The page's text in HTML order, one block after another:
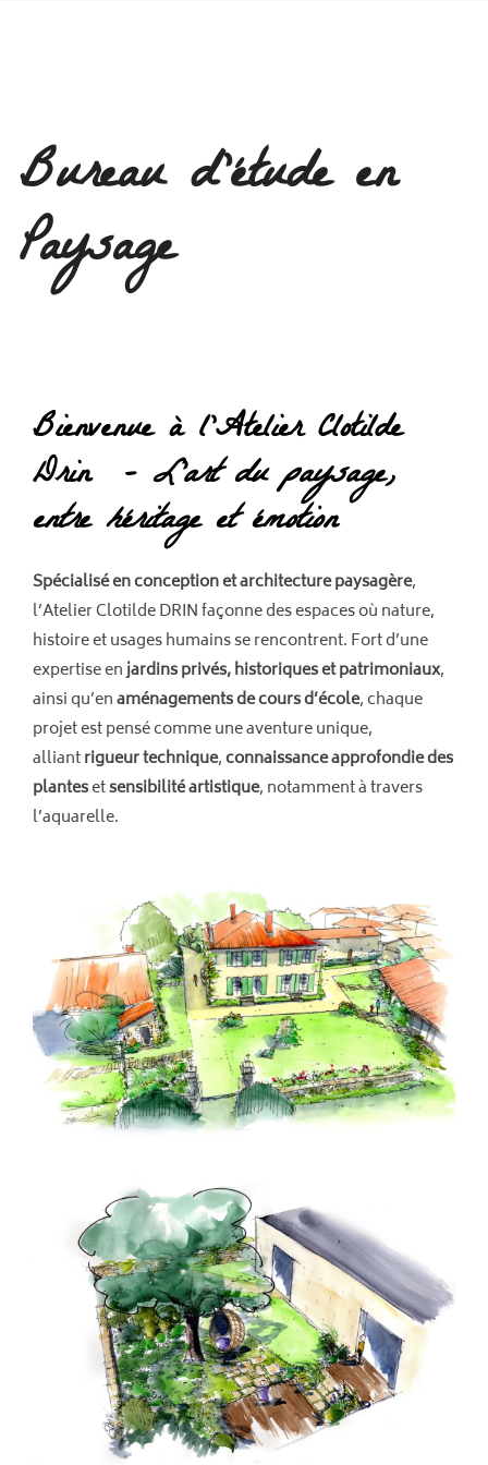
Bureau d’étude en
Paysage
Bienvenue à l’Atelier Clotilde
Drin– L’art du paysage,
entre héritage et émotion
Spécialisé en conception et architecture paysagère,
l’Atelier Clotilde DRIN façonne des espaces où nature,
histoire et usages humains se rencontrent. Fort d’une
expertise enjardins privés, historiques et patrimoniaux,
ainsi qu’enaménagements de cours d’école, chaque
projet est pensé comme une aventure unique,
alliantrigueur technique,connaissance approfondie des
plantesetsensibilité artistique, notamment à travers
l’aquarelle.